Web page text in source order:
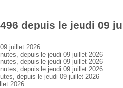
depuis le jeudi 09
juillet 2026
depuis le jeudi 09 juillet 2026
depuis le jeudi 09 juillet 2026
depuis le jeudi 09 juillet 2026
depuis le jeudi 09 juillet 2026
2026